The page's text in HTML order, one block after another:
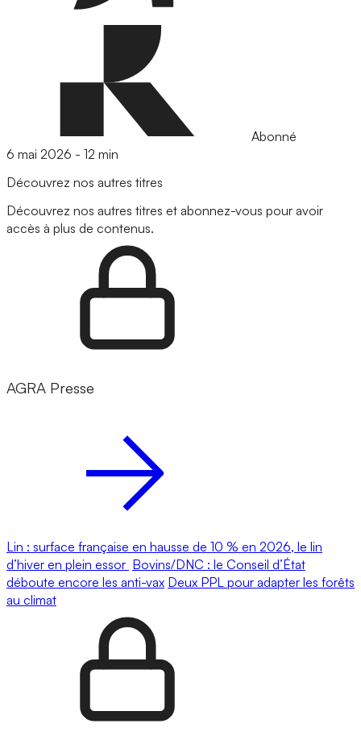
Abonné
6 mai 2026 - 12 min
Découvrez nos autres titres
Découvrez nos autres titres et abonnez-vous pour avoir
accès à plus de contenus.
AGRA Presse
Lin : surface française en hausse de 10 % en 2026, le lin
d’hiver en plein essor Bovins/DNC : le Conseil d’État
déboute encore les anti-vax Deux PPL pour adapter les forêts
au climat